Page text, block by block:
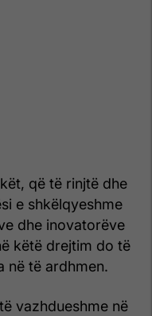
që të rinjtë dhe
e shkëlqyeshme
dhe inovatorëve
këtë drejtim do të
në të ardhmen.
vazhdueshme në